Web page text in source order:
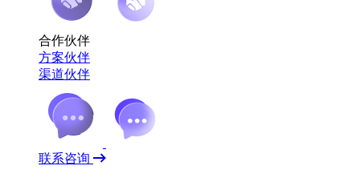
合作伙伴
方案伙伴
渠道伙伴
联系咨询